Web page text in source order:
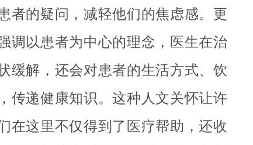
者的疑问，减轻他们的焦虑感。更
调以患者为中心的理念，医生在治
缓解，还会对患者的生活方式、饮
传递健康知识。这种人文关怀让许
在这里不仅得到了医疗帮助，还收